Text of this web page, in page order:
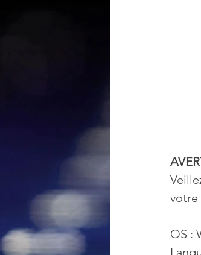
votre
OS :